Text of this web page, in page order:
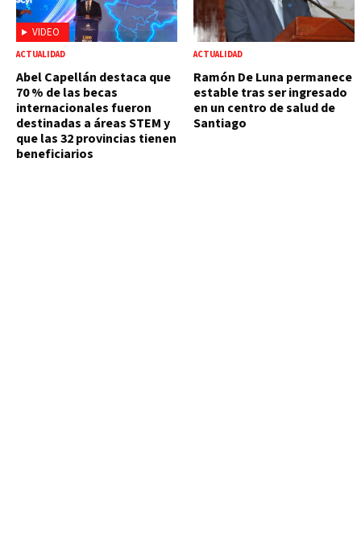
VIDEO
ACTUALIDAD
Abel Capellán destaca que
70 % de las becas
internacionales fueron
destinadas a áreas STEM y
que las 32 provincias tienen
beneficiarios
ACTUALIDAD
Ramón De Luna permanece
estable tras ser ingresado
en un centro de salud de
Santiago